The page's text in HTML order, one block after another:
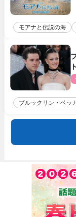
モアナと伝説の海
ブルックリン・ベッカ